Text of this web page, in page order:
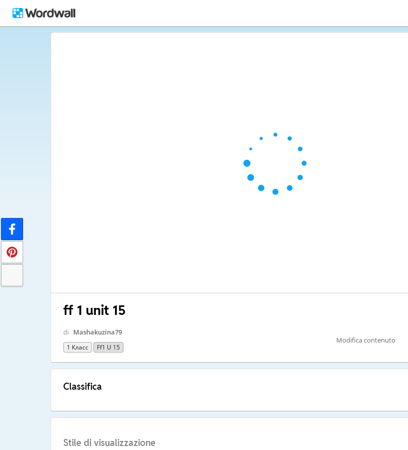
ff 1 unit 15
di Mashakuzina79
1 Класс Ff1 U 15
Modifica contenuto
Classifica
Stile di visualizzazione